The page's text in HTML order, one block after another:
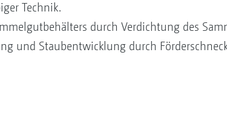
Technik.
durch Verdichtung des
und Staubentwicklung durch